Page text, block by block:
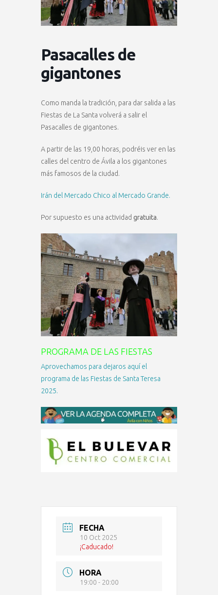
Pasacalles de
gigantones
Como manda la tradición, para dar salida a las
Fiestas de La Santa volverá a salir el
Pasacalles de gigantones.
A partir de las 19,00 horas, podréis ver en las
calles del centro de Ávila a los gigantones
más famosos de la ciudad.
Irán del Mercado Chico al Mercado Grande.
Por supuesto es una actividad gratuita.
PROGRAMA DE LAS FIESTAS
Aprovechamos para dejaros aquí el
programa de las Fiestas de Santa Teresa
2025.
FECHA
10 Oct 2025
¡Caducado!
HORA
19:00 - 20:00